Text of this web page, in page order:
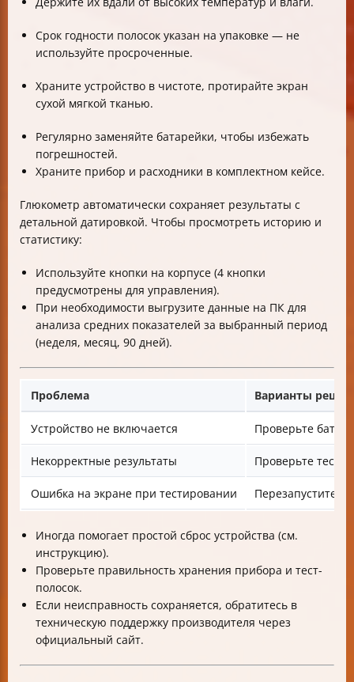
Срок годности полосок указан на упаковке — не
используйте просроченные.
Храните устройство в чистоте, протирайте экран
сухой мягкой тканью.
Регулярно заменяйте батарейки, чтобы избежать
погрешностей.
Храните прибор и расходники в комплектном кейсе.
Глюкометр автоматически сохраняет результаты с
детальной датировкой. Чтобы просмотреть историю и
статистику:
Используйте кнопки на корпусе (4 кнопки
предусмотрены для управления).
При необходимости выгрузите данные на ПК для
анализа средних показателей за выбранный период
(неделя, месяц, 90 дней).
Проблема Варианты
Устройство не включается Проверьте
Некорректные результаты Проверьте тест-
Ошибка на экране при тестировании Перезапустите
Иногда помогает простой сброс устройства (см.
инструкцию).
Проверьте правильность хранения прибора и тест-
полосок.
Если неисправность сохраняется, обратитесь в
техническую поддержку производителя через
официальный сайт.